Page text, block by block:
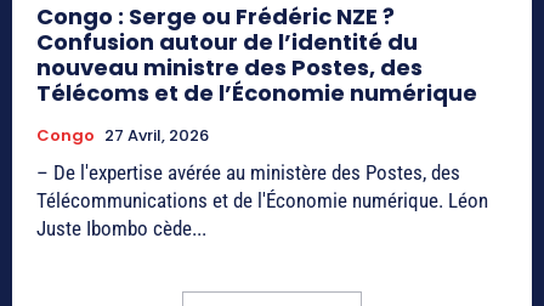
Congo : Serge ou Frédéric NZE ?
Confusion autour de l’identité du
nouveau ministre des Postes, des
Télécoms et de l’Économie numérique
Congo 27 Avril, 2026
– De l'expertise avérée au ministère des Postes, des
Télécommunications et de l'Économie numérique. Léon
Juste Ibombo cède...